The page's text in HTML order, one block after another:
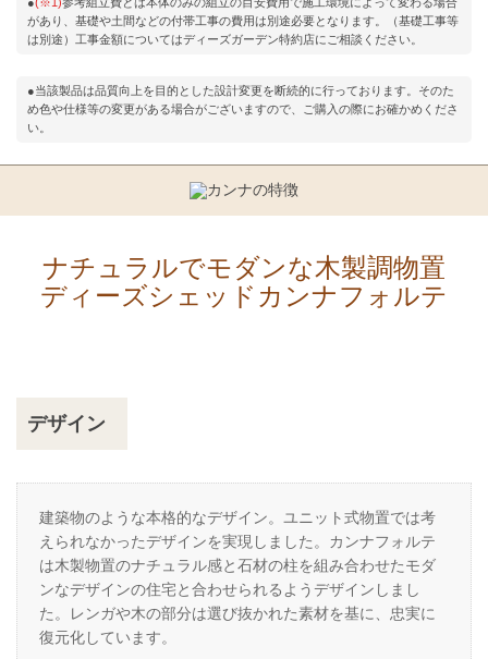
があり、基礎や土間などの付帯工事の費用は別途必要となります。（基礎工事等
は別途）工事金額についてはディーズガーデン特約店にご相談ください。
●当該製品は品質向上を目的とした設計変更を断続的に行っております。そのた
め色や仕様等の変更がある場合がございますので、ご購入の際にお確かめくださ
い。
ナチュラルでモダンな木製調物置
ディーズシェッドカンナフォルテ
デザイン
建築物のような本格的なデザイン。ユニット式物置では考
えられなかったデザインを実現しました。カンナフォルテ
は木製物置のナチュラル感と石材の柱を組み合わせたモダ
ンなデザインの住宅と合わせられるようデザインしまし
た。レンガや木の部分は選び抜かれた素材を基に、忠実に
復元化しています。